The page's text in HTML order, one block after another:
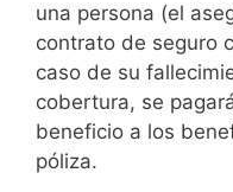
una persona (el
contrato de seguro
caso de su
cobertura, se
beneficio a los
póliza.